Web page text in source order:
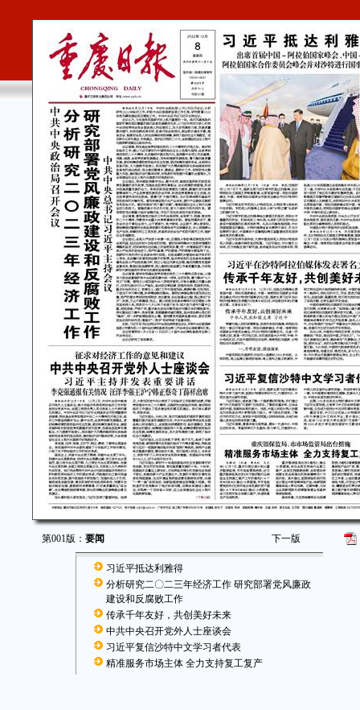
第001版： 要闻 下一版
习近平抵达利雅得
分析研究二〇二三年经济工作 研究部署党风廉政
建设和反腐败工作
传承千年友好，共创美好未来
中共中央召开党外人士座谈会
习近平复信沙特中文学习者代表
精准服务市场主体 全力支持复工复产